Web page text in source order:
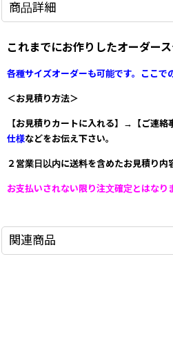
商品詳細
これまでにお作りしたオーダー
各種サイズオーダーも可能です。ここで
＜お見積り方法＞
【お見積りカートに入れる】→【ご連絡
仕様などをお伝え下さい。
２営業日以内に送料を含めたお見積り内
お支払いされない限り注文確定とはなり
関連商品